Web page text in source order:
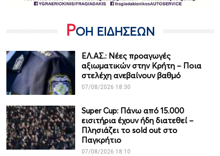
ΡΟΗ ΕΙΔΗΣΕΩΝ
ΕΛ.ΑΣ.: Νέες προαγωγές
αξιωματικών στην Κρήτη – Ποια
στελέχη ανεβαίνουν βαθμό
07/08/2026 18:30
Super Cup: Πάνω από 15.000
εισιτήρια έχουν ήδη διατεθεί –
Πλησιάζει το sold out στο
Παγκρήτιο
07/08/2026 18:10